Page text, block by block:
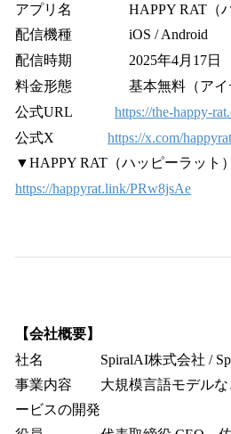
アプリ名 HAPPY RAT（ハ
配信機種 iOS / Android
配信時期 2025年4月17日
料金形態 基本無料（アイテ
公式URL https://the-happy-
公式X https://x.com/
▼HAPPY RAT（ハッピーラット
https://happyrat.link/PRw8jsAe
【会社概要】
社名 SpiralAI株式会社 /
事業内容 大規模言語モデルな
ービスの開発